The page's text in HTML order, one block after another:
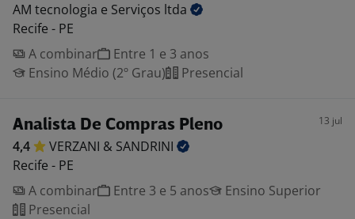
AM tecnologia e Serviços ltda
Recife - PE
A combinar
Entre 1 e 3 anos
Ensino Médio (2º Grau)
Presencial
Analista De Compras Pleno 13 jul
4,4 VERZANI & SANDRINI
Recife - PE
A combinar
Entre 3 e 5 anos
Ensino Superior
Presencial